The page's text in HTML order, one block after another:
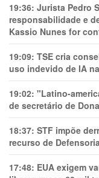
19:36: Jurista Pedro
responsabilidade e
Kassio Nunes for
19:09: TSE cria
uso indevido de IA
19:02: "Latino-
de secretário de
18:37: STF impõe
recurso de
17:48: EUA exigem